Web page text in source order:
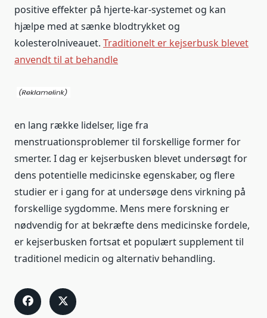
positive effekter på hjerte-kar-systemet og kan
hjælpe med at sænke blodtrykket og
kolesterolniveauet. Traditionelt er kejserbusk blevet
anvendt til at behandle
en lang række lidelser, lige fra
menstruationsproblemer til forskellige former for
smerter. I dag er kejserbusken blevet undersøgt for
dens potentielle medicinske egenskaber, og flere
studier er i gang for at undersøge dens virkning på
forskellige sygdomme. Mens mere forskning er
nødvendig for at bekræfte dens medicinske fordele,
er kejserbusken fortsat et populært supplement til
traditionel medicin og alternativ behandling.